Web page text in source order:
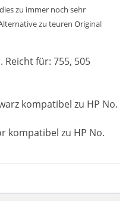
zu immer noch sehr
zu teuren Original
Reicht für: 755, 505
kompatibel zu HP No.
kompatibel zu HP No.